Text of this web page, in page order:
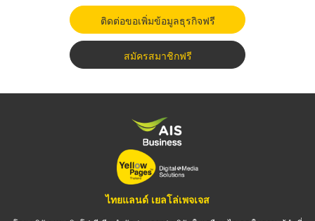
ติดต่อขอเพิ่มข้อมูลธุรกิจฟรี
สมัครสมาชิกฟรี
ไทยแลนด์ เยลโล่เพจเจส